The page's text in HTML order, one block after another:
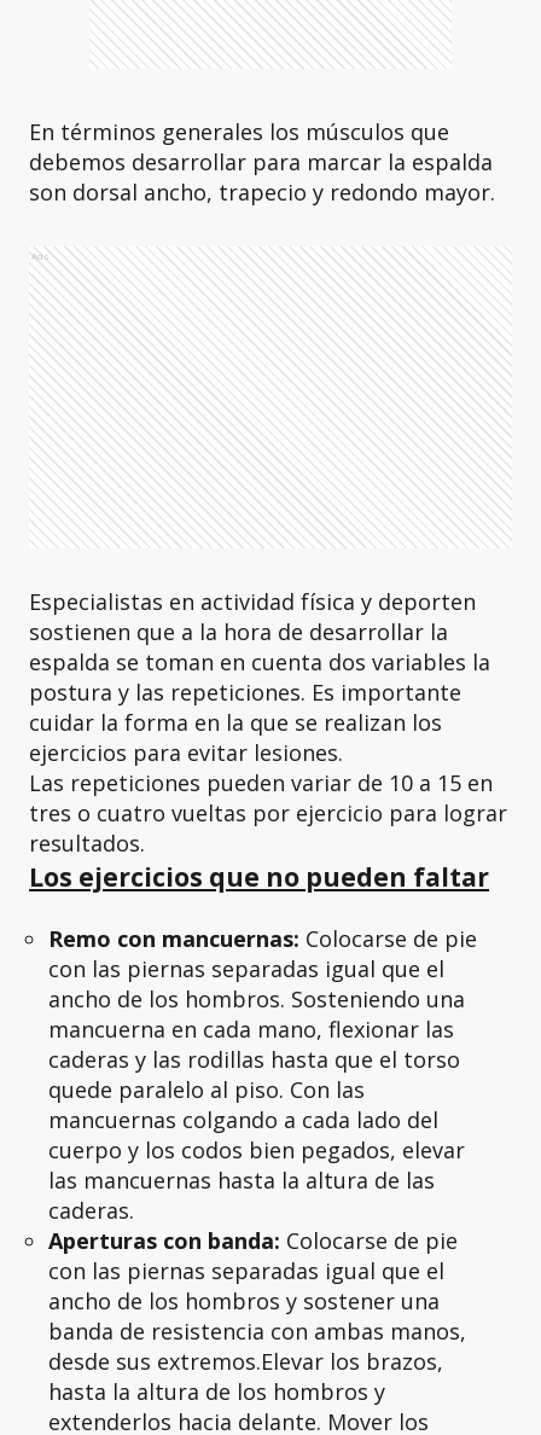
En términos generales los músculos que
debemos desarrollar para marcar la espalda
son dorsal ancho, trapecio y redondo mayor.
Ads
Especialistas en actividad física y deporten
sostienen que a la hora de desarrollar la
espalda se toman en cuenta dos variables la
postura y las repeticiones. Es importante
cuidar la forma en la que se realizan los
ejercicios para evitar lesiones.
Las repeticiones pueden variar de 10 a 15 en
tres o cuatro vueltas por ejercicio para lograr
resultados.
Los ejercicios que no pueden faltar
Remo con mancuernas: Colocarse de pie
con las piernas separadas igual que el
ancho de los hombros. Sosteniendo una
mancuerna en cada mano, flexionar las
caderas y las rodillas hasta que el torso
quede paralelo al piso. Con las
mancuernas colgando a cada lado del
cuerpo y los codos bien pegados, elevar
las mancuernas hasta la altura de las
caderas.
Aperturas con banda: Colocarse de pie
con las piernas separadas igual que el
ancho de los hombros y sostener una
banda de resistencia con ambas manos,
desde sus extremos.Elevar los brazos,
hasta la altura de los hombros y
extenderlos hacia delante. Mover los